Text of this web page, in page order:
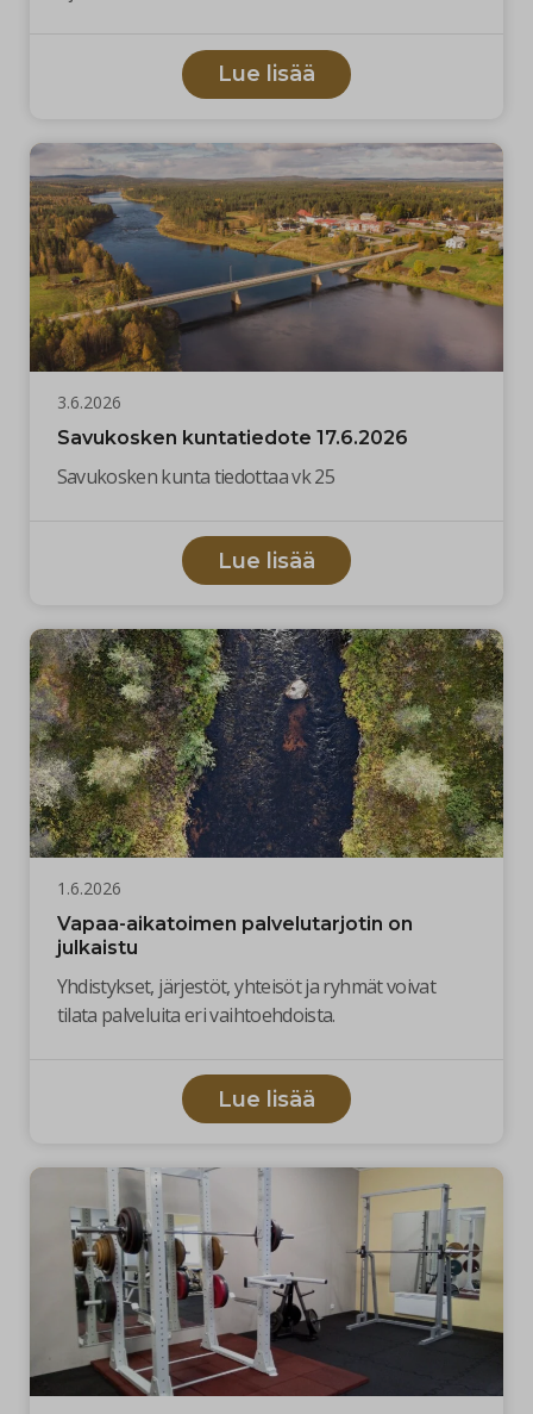
Lue lisää
3.6.2026
Savukosken kuntatiedote 17.6.2026
Savukosken kunta tiedottaa vk 25
Lue lisää
1.6.2026
Vapaa-aikatoimen palvelutarjotin on
julkaistu
Yhdistykset, järjestöt, yhteisöt ja ryhmät voivat
tilata palveluita eri vaihtoehdoista.
Lue lisää